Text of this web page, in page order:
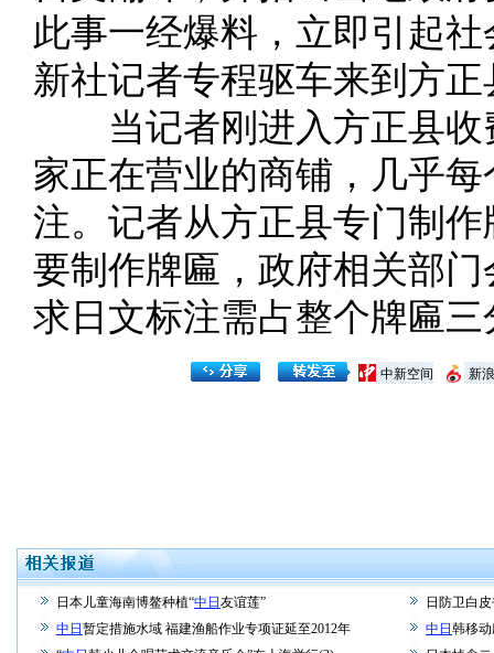
此事一经爆料，立即引起
新社记者专程驱车来到方
当记者刚进入方正县收
家正在营业的商铺，几乎
注。记者从方正县专门制
要制作牌匾，政府相关部
求日文标注需占整个牌匾
新
中新空间
日本儿童海南博鳌种植“中日 友谊莲”
日防卫白
中日 暂定措施水域 福建渔船作业专项证延至2012年 中日 韩移动